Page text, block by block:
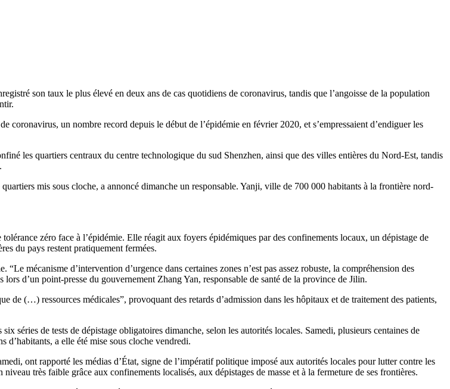
son taux le plus élevé en deux ans de cas quotidiens de coronavirus, tandis que l’angoisse de la population
coronavirus, un nombre record depuis le début de l’épidémie en février 2020, et s’empressaient d’endiguer les
les quartiers centraux du centre technologique du sud Shenzhen, ainsi que des villes entières du Nord-Est, tandis
mis sous cloche, a annoncé dimanche un responsable. Yanji, ville de 700 000 habitants à la frontière nord-
zéro face à l’épidémie. Elle réagit aux foyers épidémiques par des confinements locaux, un dépistage de
du pays restent pratiquement fermées.
mécanisme d’intervention d’urgence dans certaines zones n’est pas assez robuste, la compréhension des
d’un point-presse du gouvernement Zhang Yan, responsable de santé de la province de Jilin.
(…) ressources médicales”, provoquant des retards d’admission dans les hôpitaux et de traitement des patients,
séries de tests de dépistage obligatoires dimanche, selon les autorités locales. Samedi, plusieurs centaines de
a elle été mise sous cloche vendredi.
ont rapporté les médias d’État, signe de l’impératif politique imposé aux autorités locales pour lutter contre les
très faible grâce aux confinements localisés, aux dépistages de masse et à la fermeture de ses frontières.